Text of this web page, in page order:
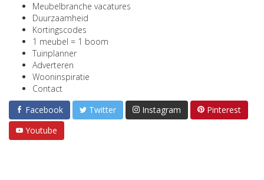
Meubelbranche vacatures
Duurzaamheid
Kortingscodes
1 meubel = 1 boom
Tuinplanner
Adverteren
Wooninspiratie
Contact
Facebook
Twitter Instagram
Pinterest
Youtube